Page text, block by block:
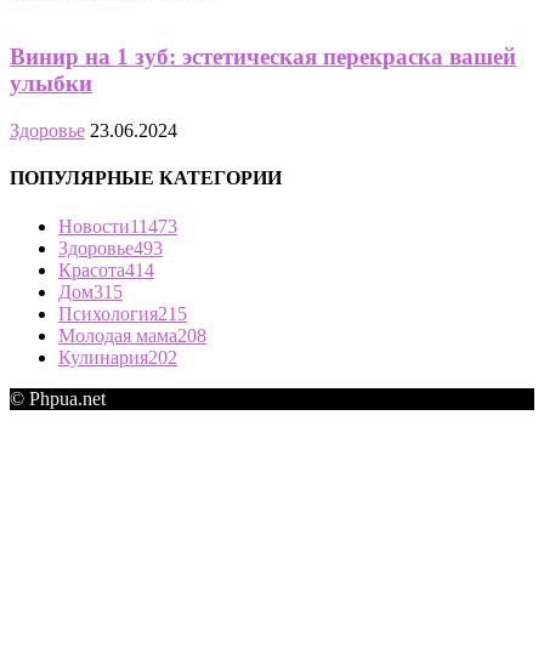
Винир на 1 зуб: эстетическая перекраска вашей
улыбки
Здоровье 23.06.2024
ПОПУЛЯРНЫЕ КАТЕГОРИИ
Новости11473
Здоровье493
Красота414
Дом315
Психология215
Молодая мама208
Кулинария202
© Phpua.net